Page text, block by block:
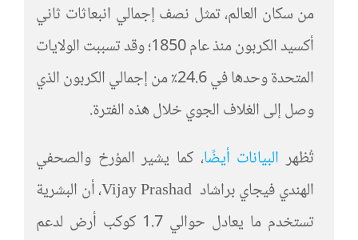
من سكان العالم، تمثل نصف إجمالي انبعاثات ثاني
أكسيد الكربون منذ عام 1850؛ وقد تسببت الولايات
المتحدة وحدها في 24.6٪ من إجمالي الكربون الذي
وصل إلى الغلاف الجوي خلال هذه الفترة.
تُظهر البيانات أيضًا، كما يشير المؤرخ والصحفي
الهندي فيجاي براشاد Vijay Prashad، أن البشرية
تستخدم ما يعادل حوالي 1.7 كوكب أرض لدعم